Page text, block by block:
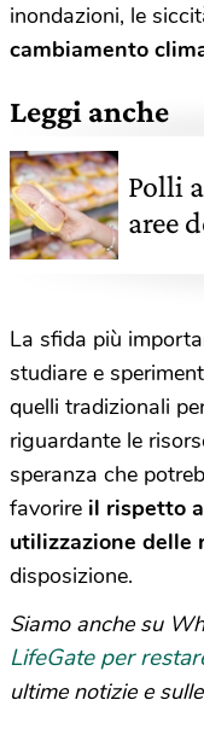
inondazioni, le
cambiamento
Leggi anche
Polli
aree
La sfida più
studiare e
quelli tradizionali
riguardante le
speranza che
favorire il rispetto
utilizzazione delle
disposizione.
Siamo anche su
LifeGate per
ultime notizie e